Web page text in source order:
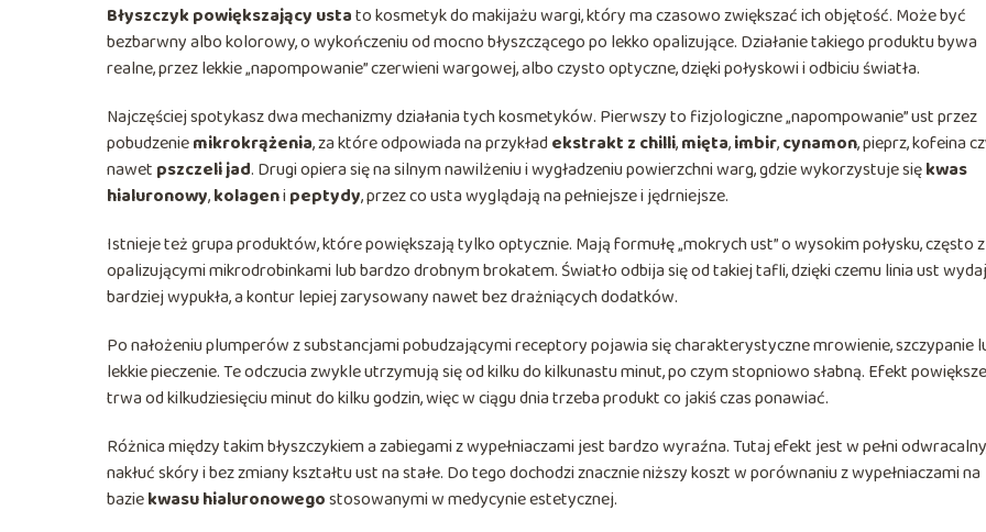
Błyszczyk powiększający ustato kosmetyk do makijażu wargi, który ma czasowo zwiększać ich objętość. Może być
bezbarwny albo kolorowy, o wykończeniu od mocno błyszczącego po lekko opalizujące. Działanie takiego produktu bywa
realne, przez lekkie „napompowanie” czerwieni wargowej, albo czysto optyczne, dzięki połyskowi i odbiciu światła.
Najczęściej spotykasz dwa mechanizmy działania tych kosmetyków. Pierwszy to fizjologiczne „napompowanie” ust przez
pobudzeniemikrokrążenia, za które odpowiada na przykład ekstrakt z chilli,mięta,imbir,cynamon, pieprz, kofeina
nawet pszczeli jad. Drugi opiera się na silnym nawilżeniu i wygładzeniu powierzchni warg, gdzie wykorzystuje siękwas
hialuronowy,kolageni peptydy, przez co usta wyglądają na pełniejsze i jędrniejsze.
Istnieje też grupa produktów, które powiększają tylko optycznie. Mają formułę „mokrych ust” o wysokim połysku, często z
opalizującymi mikrodrobinkami lub bardzo drobnym brokatem. Światło odbija się od takiej tafli, dzięki czemu linia ust
bardziej wypukła, a kontur lepiej zarysowany nawet bez drażniących dodatków.
Po nałożeniu plumperów z substancjami pobudzającymi receptory pojawia się charakterystyczne mrowienie, szczypanie
lekkie pieczenie. Te odczucia zwykle utrzymują się od kilku do kilkunastu minut, po czym stopniowo słabną. Efekt
trwa od kilkudziesięciu minut do kilku godzin, więc w ciągu dnia trzeba produkt co jakiś czas ponawiać.
Różnica między takim błyszczykiem a zabiegami z wypełniaczami jest bardzo wyraźna. Tutaj efekt jest w pełni
nakłuć skóry i bez zmiany kształtu ust na stałe. Do tego dochodzi znacznie niższy koszt w porównaniu z wypełniaczami na
baziekwasu hialuronowegostosowanymi w medycynie estetycznej.